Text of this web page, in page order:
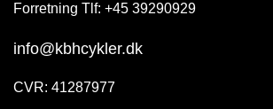
Forretning Tlf: +45 39290929
info@kbhcykler.dk
CVR: 41287977